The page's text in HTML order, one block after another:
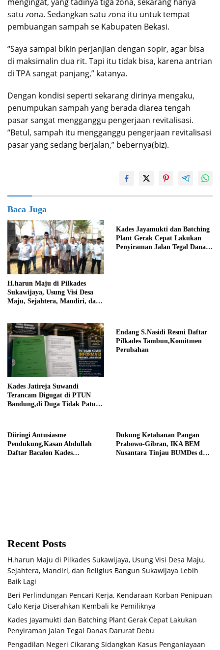
satu zona. Sedangkan satu zona itu untuk tempat
pembuangan sampah se Kabupaten Bekasi.
“Saya sampai bikin perjanjian dengan sopir, agar bisa
di maksimalin dua rit. Tapi itu tidak bisa, karena antrian
di TPA sangat panjang,” katanya.
Dengan kondisi seperti sekarang dirinya mengaku,
penumpukan sampah yang berada diarea tengah
pasar sangat mengganggu pengerjaan revitalisasi.
“Betul, sampah itu mengganggu pengerjaan revitalisasi
pasar yang sedang berjalan,” bebernya(biz).
Baca Juga
H.harun Maju di Pilkades
Sukawijaya, Usung Visi Desa
Maju, Sejahtera, Mandiri, dan
Kades Jayamukti dan Batching
Plant Gerak Cepat Lakukan
Penyiraman Jalan Tegal Danas
Kades Jatireja Suwandi
Terancam Digugat di PTUN
Bandung,di Duga Tidak Patuhi
Endang S.Nasidi Resmi Daftar
Pilkades Tambun,Komitmen
Perubahan
Diiringi Antusiasme
Pendukung,Kasan Abdullah
Daftar Bacalon Kades
Dukung Ketahanan Pangan
Prabowo-Gibran, IKA BEM
Nusantara Tinjau BUMDes dan
Recent Posts
H.harun Maju di Pilkades Sukawijaya, Usung Visi Desa Maju,
Sejahtera, Mandiri, dan Religius Bangun Sukawijaya Lebih
Baik Lagi
Beri Perlindungan Pencari Kerja, Kendaraan Korban Penipuan
Calo Kerja Diserahkan Kembali ke Pemiliknya
Kades Jayamukti dan Batching Plant Gerak Cepat Lakukan
Penyiraman Jalan Tegal Danas Darurat Debu
Pengadilan Negeri Cikarang Sidangkan Kasus Penganiayaan